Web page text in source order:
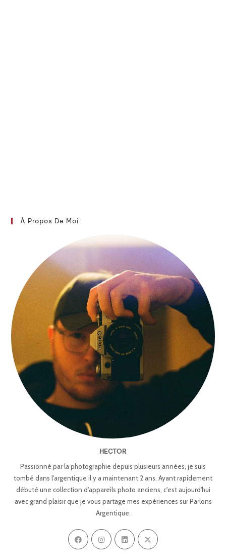
À Propos De Moi
HECTOR
Passionné par la photographie depuis plusieurs années, je suis
tombé dans l'argentique il y a maintenant 2 ans. Ayant rapidement
débuté une collection d'appareils photo anciens, c'est aujourd'hui
avec grand plaisir que je vous partage mes expériences sur Parlons
Argentique.